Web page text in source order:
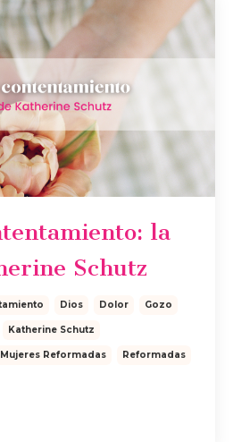
la
Schutz
Dios Dolor Gozo
Katherine Schutz
Mujeres Reformadas Reformadas